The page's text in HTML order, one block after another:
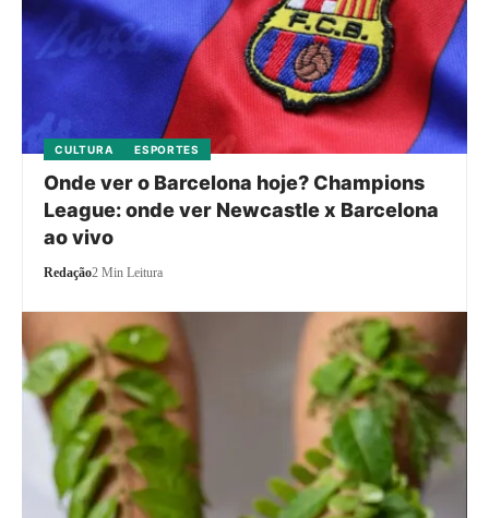
CULTURA ESPORTES
Onde ver o Barcelona hoje? Champions
League: onde ver Newcastle x Barcelona
ao vivo
Redação2 Min Leitura